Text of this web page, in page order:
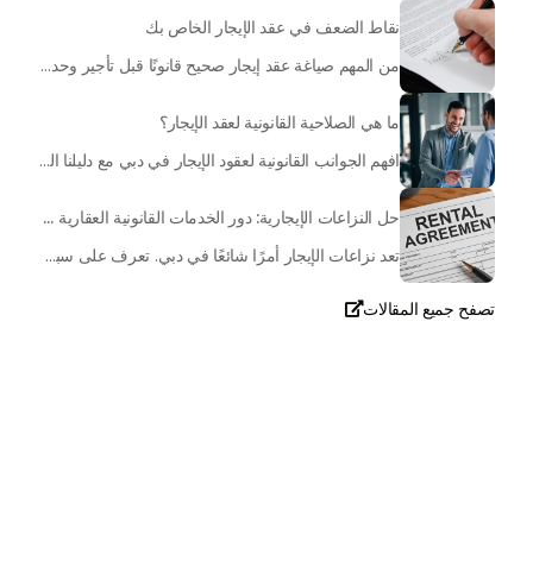
نقاط الضعف في عقد الإيجار الخاص بك
من المهم صياغة عقد إيجار صحيح قانونًا قبل تأجير وحدتك للمستأجر. إليك ما تحتاج إلى الانتباه إليه إلى جانب فحص المستأجر
ما هي الصلاحية القانونية لعقد الإيجار؟
افهم الجوانب القانونية لعقود الإيجار في دبي مع دليلنا الشامل. تعرّف على قوانين هيئة التنظيم العقاري (RERA) المتعلقة بتأجير العقارات، وغيرها الكثير.
حل النزاعات الإيجارية: دور الخدمات القانونية العقارية في دبي
تعد نزاعات الإيجار أمرًا شائعًا في دبي. تعرف على سبب أهمية الحصول على دعم قانوني متخصص وكيف يمكن لخدمات إدارة الممتلكات الاحترافية المساعدة في حل النزاعات.
تصفح جميع المقالات